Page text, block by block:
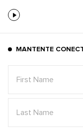
MANTENTE